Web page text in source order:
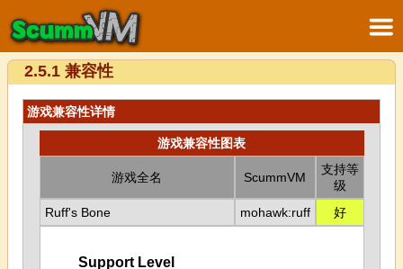
2.5.1 兼容性
游戏兼容性详情
游戏兼容性图表
游戏全名 ScummVM
支持等
级
Ruff's Bone
mohawk:ruff 好
Support Level